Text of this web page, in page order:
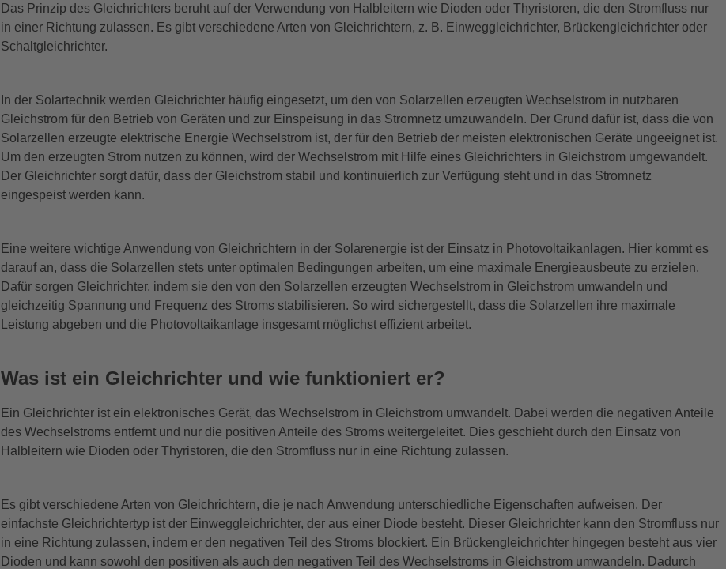
Das Prinzip des Gleichrichters beruht auf der Verwendung von Halbleitern wie Dioden oder Thyristoren, die den Stromfluss nur
in einer Richtung zulassen. Es gibt verschiedene Arten von Gleichrichtern, z. B. Einweggleichrichter, Brückengleichrichter oder
Schaltgleichrichter.
In der Solartechnik werden Gleichrichter häufig eingesetzt, um den von Solarzellen erzeugten Wechselstrom in nutzbaren
Gleichstrom für den Betrieb von Geräten und zur Einspeisung in das Stromnetz umzuwandeln. Der Grund dafür ist, dass die von
Solarzellen erzeugte elektrische Energie Wechselstrom ist, der für den Betrieb der meisten elektronischen Geräte ungeeignet ist.
Um den erzeugten Strom nutzen zu können, wird der Wechselstrom mit Hilfe eines Gleichrichters in Gleichstrom umgewandelt.
Der Gleichrichter sorgt dafür, dass der Gleichstrom stabil und kontinuierlich zur Verfügung steht und in das Stromnetz
eingespeist werden kann.
Eine weitere wichtige Anwendung von Gleichrichtern in der Solarenergie ist der Einsatz in Photovoltaikanlagen. Hier kommt es
darauf an, dass die Solarzellen stets unter optimalen Bedingungen arbeiten, um eine maximale Energieausbeute zu erzielen.
Dafür sorgen Gleichrichter, indem sie den von den Solarzellen erzeugten Wechselstrom in Gleichstrom umwandeln und
gleichzeitig Spannung und Frequenz des Stroms stabilisieren. So wird sichergestellt, dass die Solarzellen ihre maximale
Leistung abgeben und die Photovoltaikanlage insgesamt möglichst effizient arbeitet.
Was ist ein Gleichrichter und wie funktioniert er?
Ein Gleichrichter ist ein elektronisches Gerät, das Wechselstrom in Gleichstrom umwandelt. Dabei werden die negativen Anteile
des Wechselstroms entfernt und nur die positiven Anteile des Stroms weitergeleitet. Dies geschieht durch den Einsatz von
Halbleitern wie Dioden oder Thyristoren, die den Stromfluss nur in eine Richtung zulassen.
Es gibt verschiedene Arten von Gleichrichtern, die je nach Anwendung unterschiedliche Eigenschaften aufweisen. Der
einfachste Gleichrichtertyp ist der Einweggleichrichter, der aus einer Diode besteht. Dieser Gleichrichter kann den Stromfluss nur
in eine Richtung zulassen, indem er den negativen Teil des Stroms blockiert. Ein Brückengleichrichter hingegen besteht aus vier
Dioden und kann sowohl den positiven als auch den negativen Teil des Wechselstroms in Gleichstrom umwandeln. Dadurch